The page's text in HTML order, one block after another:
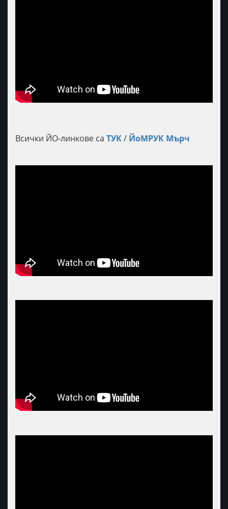
Всички ЙО-линкове са ТУК/ ЙоМРУК Мърч